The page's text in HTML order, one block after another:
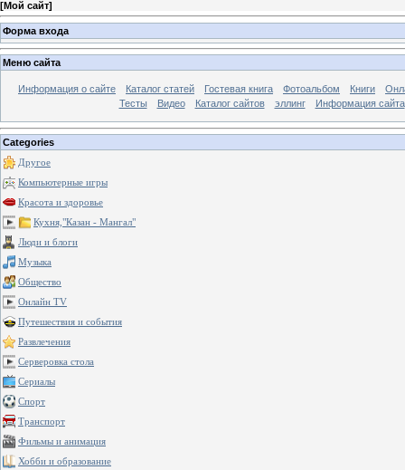
[Мой сайт]
Форма входа
Меню сайта
Информация о сайте Каталог статей Гостевая книга Фотоальбом Книги
Тесты
Видео Каталог сайтов эллинг Информация сайта
Categories
Другое
Компьютерные игры
Красота и здоровье
Кухня,"Казан - Мангал"
Люди и блоги
Музыка
Общество
Онлайн TV
Путешествия и события
Развлечения
Серверовка стола
Сериалы
Спорт
Транспорт
Фильмы и анимация
Хобби и образование